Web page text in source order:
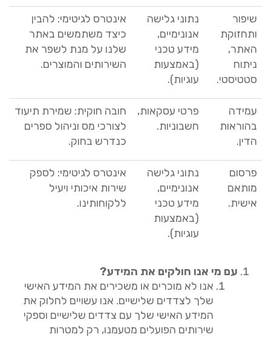
שיפור
ותחזוקת
האתר,
ניתוח
סטטיסטי.
נתוני גלישה
אנונימיים,
מידע טכני
(באמצעות
עוגיות).
אינטרס לגיטימי: להבין
כיצד משתמשים באתר
שלנו על מנת לשפר את
השירותים והמוצרים.
עמידה
בהוראות
הדין.
פרטי עסקאות,
חשבוניות.
חובה חוקית: שמירת תיעוד
לצורכי מס וניהול ספרים
כנדרש בחוק.
פרסום
מותאם
אישית.
נתוני גלישה
אנונימיים,
מידע טכני
(באמצעות
עוגיות).
אינטרס לגיטימי: לספק
שירות איכותי ויעיל
ללקוחותינו.
עם מי אנו חולקים את המידע?
אנו לא מוכרים או משכירים את המידע האישי
שלך לצדדים שלישיים. אנו עשויים לחלוק את
המידע האישי שלך עם צדדים שלישיים וספקי
שירותים הפועלים מטעמנו, רק למטרות